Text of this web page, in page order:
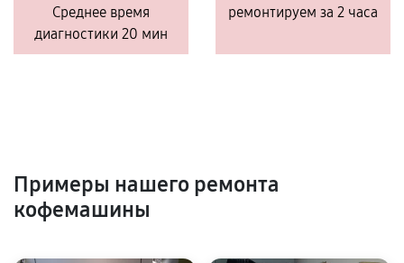
Среднее время
диагностики 20 мин
ремонтируем за 2 часа
Примеры нашего ремонта
кофемашины